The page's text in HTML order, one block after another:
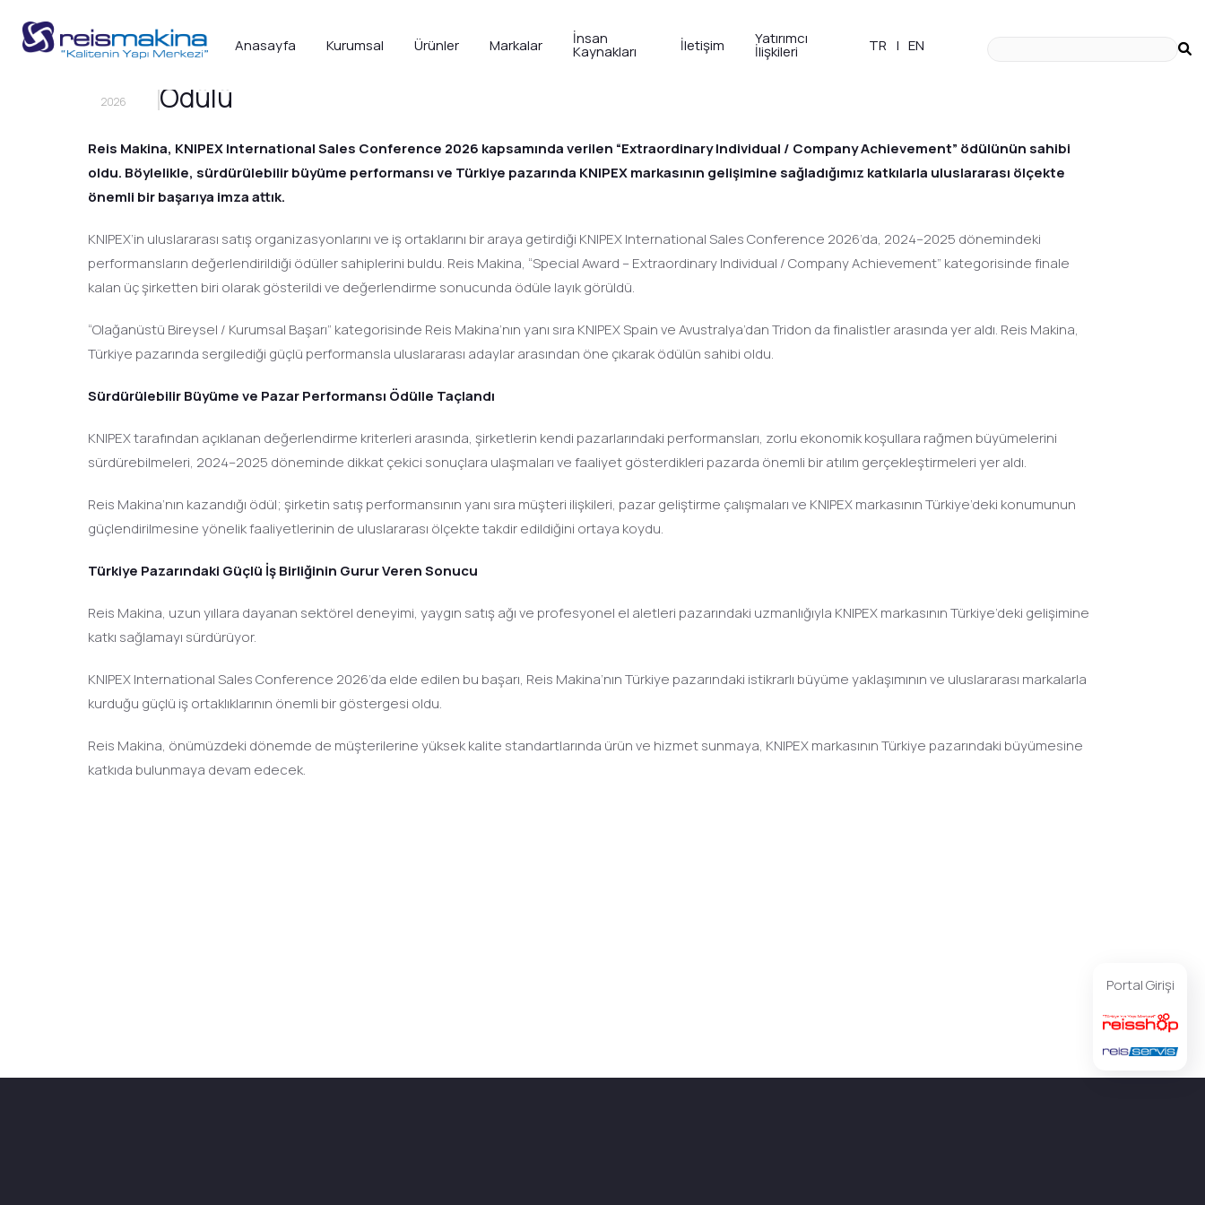
Anasayfa Kurumsal Ürünler Markalar İnsan
Kaynakları İletişim Yatırımcı
İlişkileri TR | EN
9
2026
Reis Makina’ya KNIPEX International Sales Conference 2026’dan Özel Başarı
Ödülü
Reis Makina, KNIPEX International Sales Conference 2026 kapsamında verilen “Extraordinary Individual / Company Achievement” ödülünün sahibi
oldu. Böylelikle, sürdürülebilir büyüme performansı ve Türkiye pazarında KNIPEX markasının gelişimine sağladığımız katkılarla uluslararası ölçekte
önemli bir başarıya imza attık.
KNIPEX’in uluslararası satış organizasyonlarını ve iş ortaklarını bir araya getirdiği KNIPEX International Sales Conference 2026’da, 2024–2025 dönemindeki
performansların değerlendirildiği ödüller sahiplerini buldu. Reis Makina, “Special Award – Extraordinary Individual / Company Achievement” kategorisinde finale
kalan üç şirketten biri olarak gösterildi ve değerlendirme sonucunda ödüle layık görüldü.
“Olağanüstü Bireysel / Kurumsal Başarı” kategorisinde Reis Makina’nın yanı sıra KNIPEX Spain ve Avustralya’dan Tridon da finalistler arasında yer aldı. Reis Makina,
Türkiye pazarında sergilediği güçlü performansla uluslararası adaylar arasından öne çıkarak ödülün sahibi oldu.
Sürdürülebilir Büyüme ve Pazar Performansı Ödülle Taçlandı
KNIPEX tarafından açıklanan değerlendirme kriterleri arasında, şirketlerin kendi pazarlarındaki performansları, zorlu ekonomik koşullara rağmen büyümelerini
sürdürebilmeleri, 2024–2025 döneminde dikkat çekici sonuçlara ulaşmaları ve faaliyet gösterdikleri pazarda önemli bir atılım gerçekleştirmeleri yer aldı.
Reis Makina’nın kazandığı ödül; şirketin satış performansının yanı sıra müşteri ilişkileri, pazar geliştirme çalışmaları ve KNIPEX markasının Türkiye’deki konumunun
güçlendirilmesine yönelik faaliyetlerinin de uluslararası ölçekte takdir edildiğini ortaya koydu.
Türkiye Pazarındaki Güçlü İş Birliğinin Gurur Veren Sonucu
Reis Makina, uzun yıllara dayanan sektörel deneyimi, yaygın satış ağı ve profesyonel el aletleri pazarındaki uzmanlığıyla KNIPEX markasının Türkiye’deki gelişimine
katkı sağlamayı sürdürüyor.
KNIPEX International Sales Conference 2026’da elde edilen bu başarı, Reis Makina’nın Türkiye pazarındaki istikrarlı büyüme yaklaşımının ve uluslararası markalarla
kurduğu güçlü iş ortaklıklarının önemli bir göstergesi oldu.
Reis Makina, önümüzdeki dönemde de müşterilerine yüksek kalite standartlarında ürün ve hizmet sunmaya, KNIPEX markasının Türkiye pazarındaki büyümesine
katkıda bulunmaya devam edecek.
Portal Girişi